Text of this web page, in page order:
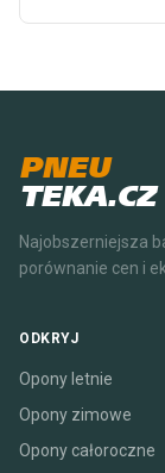
PNEU
TEKA.CZ
Najobszerniejsza
porównanie cen i
ODKRYJ
Opony letnie
Opony zimowe
Opony całoroczne